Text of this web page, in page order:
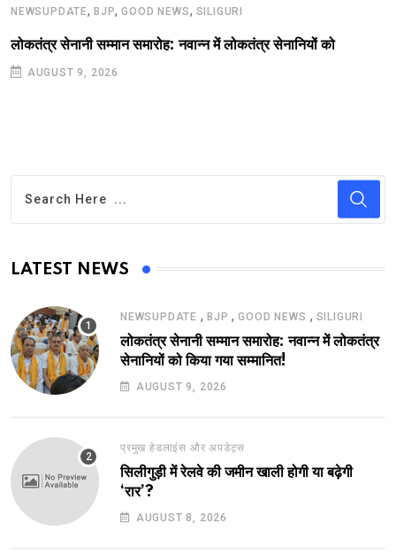
NEWSUPDATE, BJP,GOOD NEWS, SILIGURI
लोकतंत्र सेनानी सम्मान समारोह: नवान्न में लोकतंत्र सेनानियों को
AUGUST 9, 2026
LATEST NEWS
NEWSUPDATE , BJP ,GOOD NEWS , SILIGURI
लोकतंत्र सेनानी सम्मान समारोह: नवान्न में लोकतंत्र
सेनानियों को किया गया सम्मानित!
AUGUST 9, 2026
प्रमुख हेडलाइंस और अपडेट्स
सिलीगुड़ी में रेलवे की जमीन खाली होगी या बढ़ेगी
‘रार’?
AUGUST 8, 2026